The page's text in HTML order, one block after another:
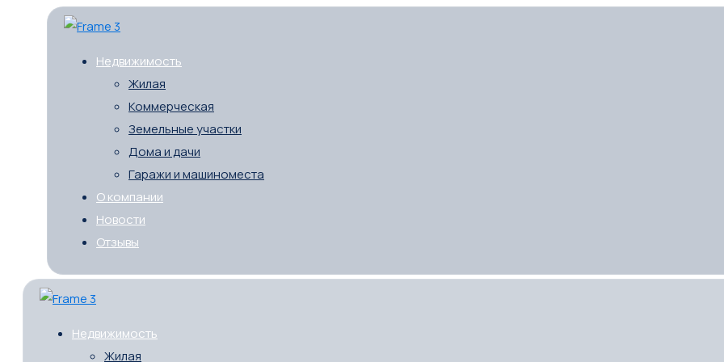
Недвижимость
Жилая
Коммерческая
Земельные участки
Дома и дачи
Гаражи и машиноместа
О компании
Новости
Отзывы
Недвижимость
Жилая